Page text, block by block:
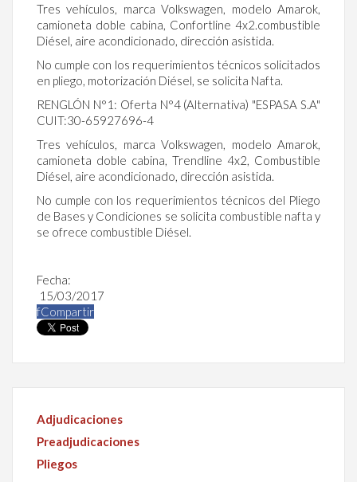
Tres vehículos, marca Volkswagen, modelo Amarok,
camioneta doble cabina, Confortline 4x2.combustible
Diésel, aire acondicionado, dirección asistida.
No cumple con los requerimientos técnicos solicitados
en pliego, motorización Diésel, se solicita Nafta.
RENGLÓN N°1: Oferta N°4 (Alternativa) "ESPASA S.A"
CUIT:30-65927696-4
Tres vehículos, marca Volkswagen, modelo Amarok,
camioneta doble cabina, Trendline 4x2, Combustible
Diésel, aire acondicionado, dirección asistida.
No cumple con los requerimientos técnicos del Pliego
de Bases y Condiciones se solicita combustible nafta y
se ofrece combustible Diésel.
Fecha:
15/03/2017
fCompartir
Adjudicaciones
Preadjudicaciones
Pliegos